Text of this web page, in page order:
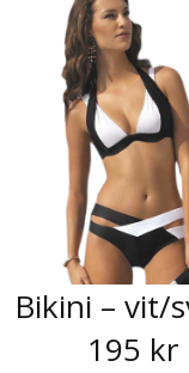
Bikini – vit/
195 kr